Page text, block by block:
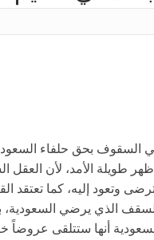
عُثر على جثتها ملقاة أسفل جسر..
بالقبلات... لحظات
بالفيديو هل
طويلة الأمد، لأن العقل
وتعود إليه، كما تعتقد
السقف الذي يرضي
السعودية أنها ستتلقى